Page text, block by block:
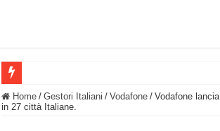
BASTA FATICARE! Questo robot tagliaerba lo
Home / Gestori Italiani / Vodafone / Vodafone
in 27 città Italiane.